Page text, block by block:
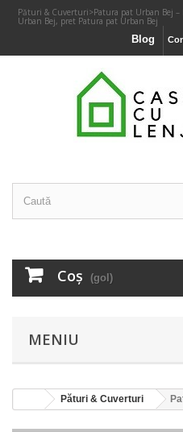
Pături & Cuverturi>Patura pat Urban Bej
Urban Bej, pret Patura pat Urban Bej
Blog
Coş (gol)
MENIU
Pături & Cuverturi